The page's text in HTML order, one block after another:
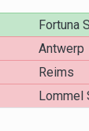
Fortuna
Antwerp
Reims
Lommel